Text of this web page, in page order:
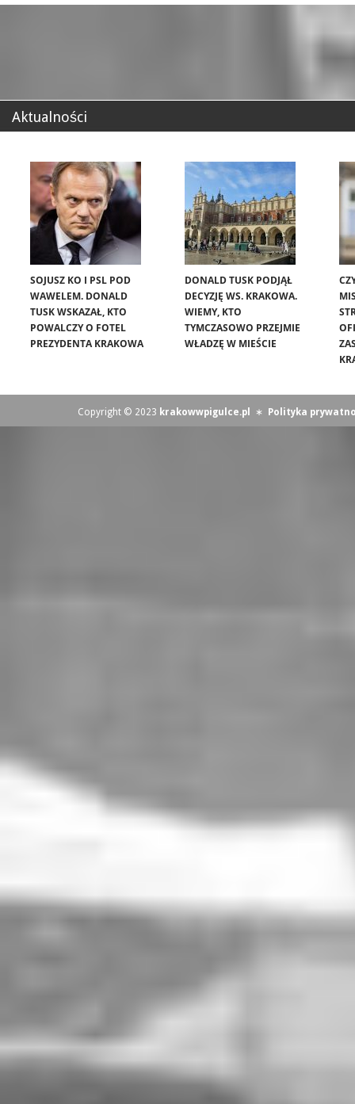
Aktualności
SOJUSZ KO I PSL POD
WAWELEM. DONALD
TUSK WSKAZAŁ, KTO
POWALCZY O FOTEL
PREZYDENTA KRAKOWA
DONALD TUSK PODJĄŁ
DECYZJĘ WS. KRAKOWA.
WIEMY, KTO
TYMCZASOWO PRZEJMIE
WŁADZĘ W MIEŚCIE
Copyright © 2023 krakowwpigulce.pl ∗ Polityka